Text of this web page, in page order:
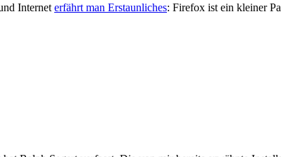
Internet erfährt man Erstaunliches: Firefox ist ein kleiner